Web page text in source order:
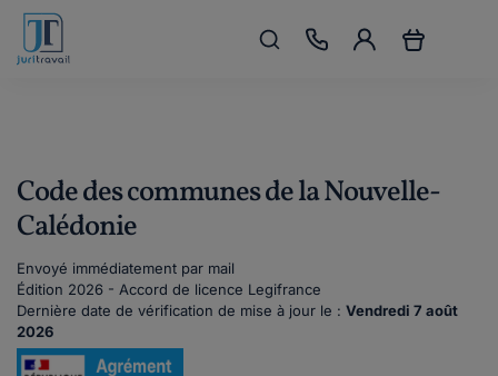
Code des communes de la Nouvelle-
Calédonie
Envoyé immédiatement par mail
Édition 2026 - Accord de licence Legifrance
Dernière date de vérification de mise à jour le : Vendredi 7 août
2026